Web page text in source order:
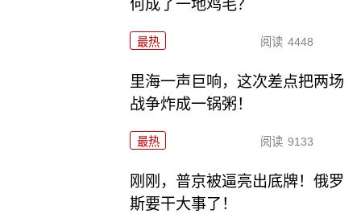
何成了一地鸡毛？
最热 阅读 4448
里海一声巨响，这次差点把两场
战争炸成一锅粥！
最热 阅读 9133
刚刚，普京被逼亮出底牌！俄罗
斯要干大事了！